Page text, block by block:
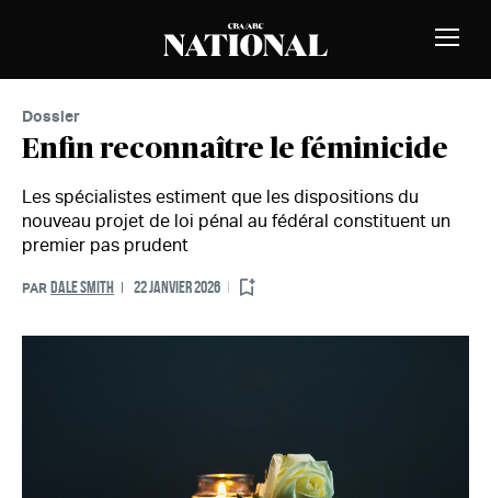
Dossier
Enfin reconnaître le féminicide
Les spécialistes estiment que les dispositions du
nouveau projet de loi pénal au fédéral constituent un
premier pas prudent
PAR DALE SMITH 22 JANVIER 2026